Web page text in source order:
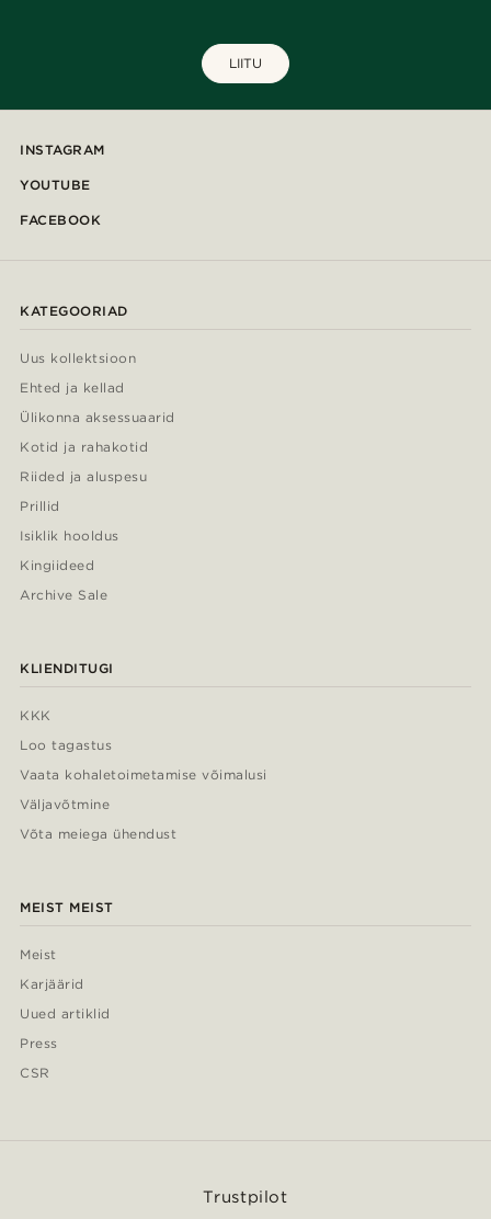
LIITU
INSTAGRAM
YOUTUBE
FACEBOOK
KATEGOORIAD
Uus kollektsioon
Ehted ja kellad
Ülikonna aksessuaarid
Kotid ja rahakotid
Riided ja aluspesu
Prillid
Isiklik hooldus
Kingiideed
Archive Sale
KLIENDITUGI
KKK
Loo tagastus
Vaata kohaletoimetamise võimalusi
Väljavõtmine
Võta meiega ühendust
MEIST MEIST
Meist
Karjäärid
Uued artiklid
Press
CSR
Trustpilot